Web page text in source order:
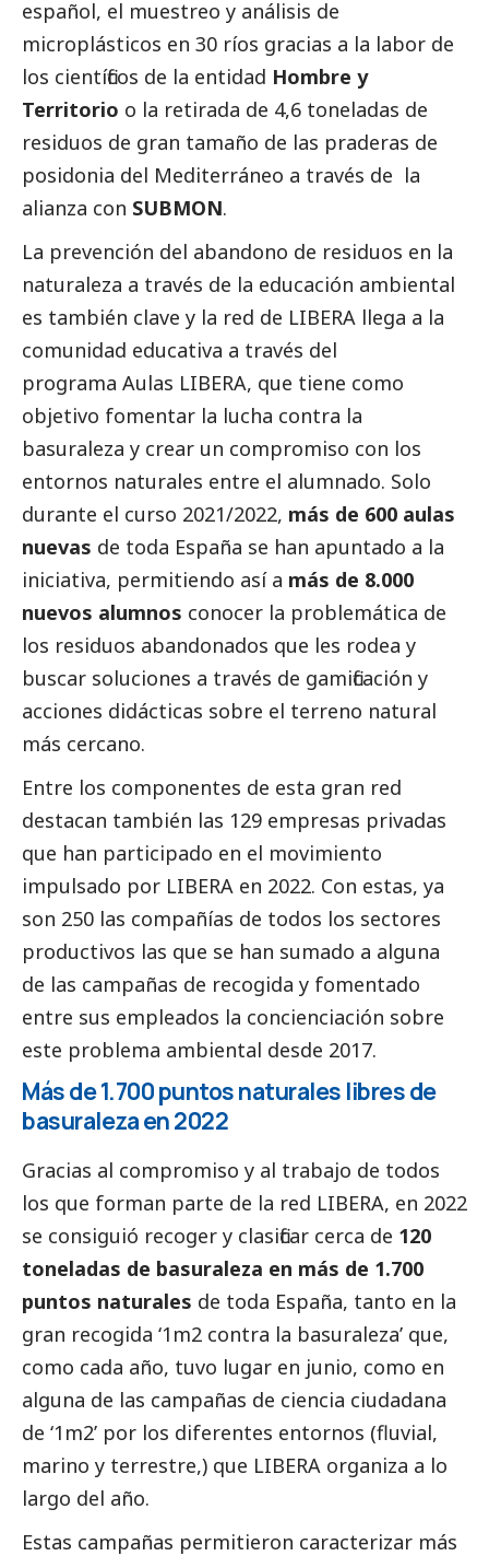
español, el muestreo y análisis de
microplásticos en 30 ríos gracias a la labor de
los científicos de la entidad Hombre y
Territorio o la retirada de 4,6 toneladas de
residuos de gran tamaño de las praderas de
posidonia del Mediterráneo a través de la
alianza con SUBMON.
La prevención del abandono de residuos en la
naturaleza a través de la educación ambiental
es también clave y la red de LIBERA llega a la
comunidad educativa a través del
programa Aulas LIBERA, que tiene como
objetivo fomentar la lucha contra la
basuraleza y crear un compromiso con los
entornos naturales entre el alumnado. Solo
durante el curso 2021/2022, más de 600 aulas
nuevas de toda España se han apuntado a la
iniciativa, permitiendo así a más de 8.000
nuevos alumnos conocer la problemática de
los residuos abandonados que les rodea y
buscar soluciones a través de gamificación y
acciones didácticas sobre el terreno natural
más cercano.
Entre los componentes de esta gran red
destacan también las 129 empresas privadas
que han participado en el movimiento
impulsado por LIBERA en 2022. Con estas, ya
son 250 las compañías de todos los sectores
productivos las que se han sumado a alguna
de las campañas de recogida y fomentado
entre sus empleados la concienciación sobre
este problema ambiental desde 2017.
Más de 1.700 puntos naturales libres de
basuraleza en 2022
Gracias al compromiso y al trabajo de todos
los que forman parte de la red LIBERA, en 2022
se consiguió recoger y clasificar cerca de 120
toneladas de basuraleza en más de 1.700
puntos naturales de toda España, tanto en la
gran recogida ‘1m2 contra la basuraleza’ que,
como cada año, tuvo lugar en junio, como en
alguna de las campañas de ciencia ciudadana
de ‘1m2’ por los diferentes entornos (fluvial,
marino y terrestre,) que LIBERA organiza a lo
largo del año.
Estas campañas permitieron caracterizar más